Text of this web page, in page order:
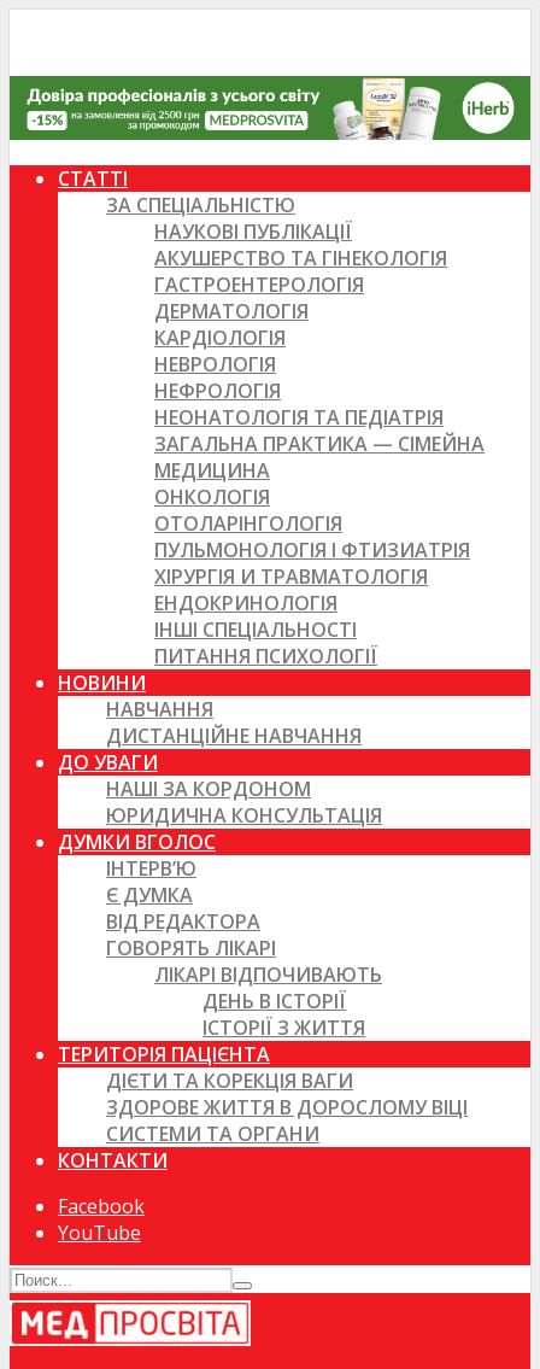
СТАТТІ
ЗА СПЕЦІАЛЬНІСТЮ
НАУКОВІ ПУБЛІКАЦІЇ
АКУШЕРСТВО ТА ГІНЕКОЛОГІЯ
ГАСТРОЕНТЕРОЛОГІЯ
ДЕРМАТОЛОГІЯ
КАРДІОЛОГІЯ
НЕВРОЛОГІЯ
НЕФРОЛОГІЯ
НЕОНАТОЛОГІЯ ТА ПЕДІАТРІЯ
ЗАГАЛЬНА ПРАКТИКА — СІМЕЙНА
МЕДИЦИНА
ОНКОЛОГІЯ
ОТОЛАРІНГОЛОГІЯ
ПУЛЬМОНОЛОГІЯ І ФТИЗИАТРІЯ
ХІРУРГІЯ И ТРАВМАТОЛОГІЯ
ЕНДОКРИНОЛОГІЯ
ІНШІ СПЕЦІАЛЬНОСТІ
ПИТАННЯ ПСИХОЛОГІЇ
НОВИНИ
НАВЧАННЯ
ДИСТАНЦІЙНЕ НАВЧАННЯ
ДО УВАГИ
НАШІ ЗА КОРДОНОМ
ЮРИДИЧНА КОНСУЛЬТАЦІЯ
ДУМКИ ВГОЛОС
ІНТЕРВ’Ю
Є ДУМКА
ВІД РЕДАКТОРА
ГОВОРЯТЬ ЛІКАРІ
ЛІКАРІ ВІДПОЧИВАЮТЬ
ДЕНЬ В ІСТОРІЇ
ІСТОРІЇ З ЖИТТЯ
ТЕРИТОРІЯ ПАЦІЄНТА
ДІЄТИ ТА КОРЕКЦІЯ ВАГИ
ЗДОРОВЕ ЖИТТЯ В ДОРОСЛОМУ ВІЦІ
СИСТЕМИ ТА ОРГАНИ
КОНТАКТИ
Facebook
YouTube